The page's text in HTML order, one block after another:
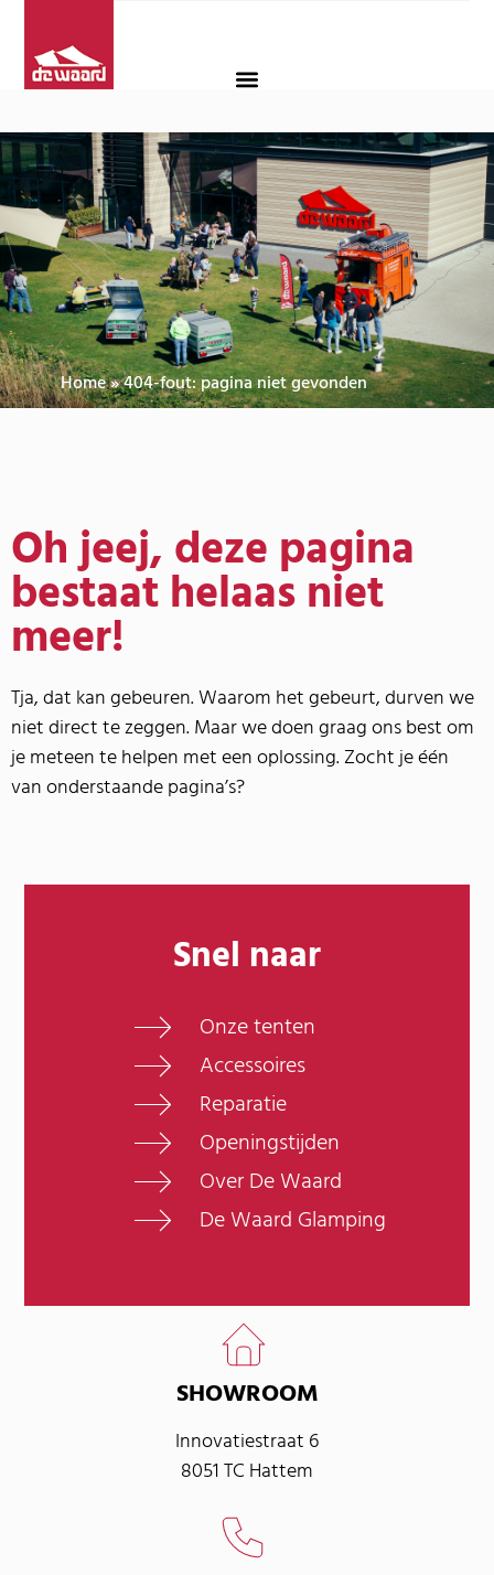
Home»404-fout: pagina niet gevonden
Oh jeej, deze pagina
bestaat helaas niet
meer!
Tja, dat kan gebeuren. Waarom het gebeurt, durven we
niet direct te zeggen. Maar we doen graag ons best om
je meteen te helpen met een oplossing. Zocht je één
van onderstaande pagina’s?
Snel naar
Onze tenten
Accessoires
Reparatie
Openingstijden
Over De Waard
De Waard Glamping
SHOWROOM
Innovatiestraat 6
8051 TC Hattem